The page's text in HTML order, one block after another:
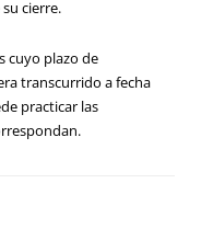
cierre.
plazo de
transcurrido a fecha
practicar las